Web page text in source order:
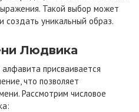
Такой выбор может
создать уникальный образ.
Людвика
присваивается
что позволяет
Рассмотрим числовое